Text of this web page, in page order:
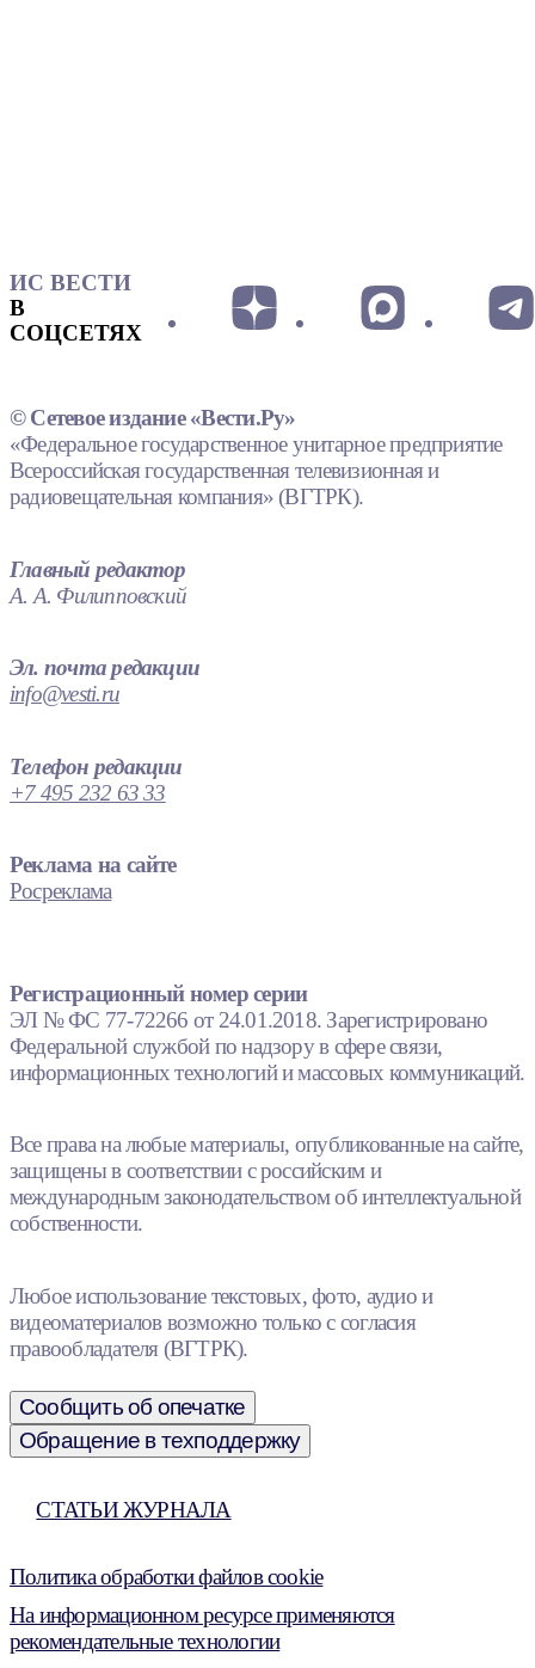
ИС ВЕСТИ
В
СОЦСЕТЯХ
© Сетевое издание «Вести.Ру»
«Федеральное государственное унитарное предприятие
Всероссийская государственная телевизионная и
радиовещательная компания» (ВГТРК).
Главный редактор
А. А. Филипповский
Эл. почта редакции
info@vesti.ru
Телефон редакции
+7 495 232 63 33
Реклама на сайте
Росреклама
Регистрационный номер серии
ЭЛ № ФС 77-72266 от 24.01.2018. Зарегистрировано
Федеральной службой по надзору в сфере связи,
информационных технологий и массовых коммуникаций.
Все права на любые материалы, опубликованные на сайте,
защищены в соответствии с российским и
международным законодательством об интеллектуальной
собственности.
Любое использование текстовых, фото, аудио и
видеоматериалов возможно только с согласия
правообладателя (ВГТРК).
Сообщить об опечатке
Обращение в техподдержку
СТАТЬИ ЖУРНАЛА
Политика обработки файлов cookie
На информационном ресурсе применяются
рекомендательные технологии